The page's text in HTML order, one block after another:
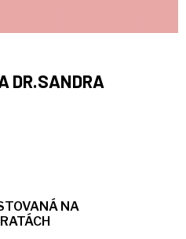
DR.SANDRA
NA